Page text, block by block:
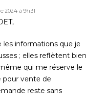
2024 à 9h31
les informations que je
; elles reflètent bien
qui me réserve le
pour vente de
reste sans